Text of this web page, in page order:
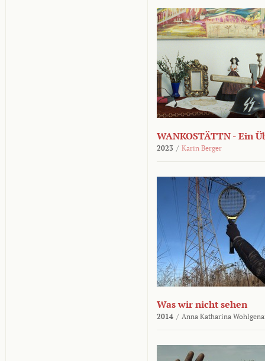
WANKOSTÄTTN - Ein
2023 / Karin Berger
Was wir nicht sehen
2014 / Anna Katharina